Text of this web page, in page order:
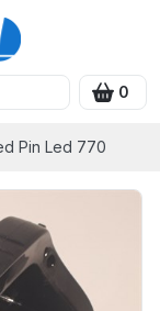
0
Pin Led 770